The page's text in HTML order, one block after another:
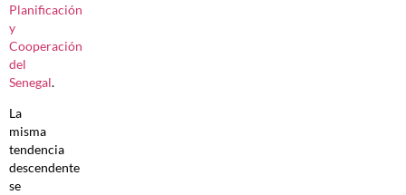
Planificación
y
Cooperación
del
Senegal.
La
misma
tendencia
descendente
se